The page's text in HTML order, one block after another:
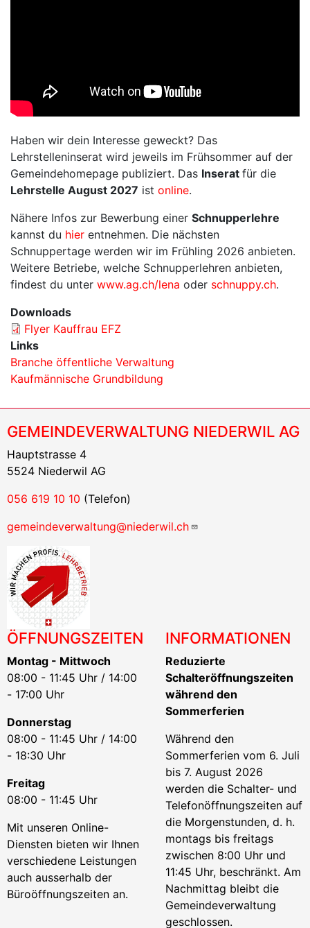
Haben wir dein Interesse geweckt? Das
Lehrstelleninserat wird jeweils im Frühsommer auf der
Gemeindehomepage publiziert. Das Inserat für die
Lehrstelle August 2027 ist online.
Nähere Infos zur Bewerbung einer Schnupperlehre
kannst du hier entnehmen. Die nächsten
Schnuppertage werden wir im Frühling 2026 anbieten.
Weitere Betriebe, welche Schnupperlehren anbieten,
findest du unter www.ag.ch/lena oder schnuppy.ch.
Downloads
Flyer Kauffrau EFZ
Links
Branche öffentliche Verwaltung
Kaufmännische Grundbildung
GEMEINDEVERWALTUNG NIEDERWIL AG
Hauptstrasse 4
5524 Niederwil AG
056 619 10 10 (Telefon)
gemeindeverwaltung@niederwil.ch
ÖFFNUNGSZEITEN
Montag - Mittwoch
08:00 - 11:45 Uhr / 14:00
- 17:00 Uhr
Donnerstag
08:00 - 11:45 Uhr / 14:00
- 18:30 Uhr
Freitag
08:00 - 11:45 Uhr
Mit unseren Online-
Diensten bieten wir Ihnen
verschiedene Leistungen
auch ausserhalb der
Büroöffnungszeiten an.
INFORMATIONEN
Reduzierte
Schalteröffnungszeiten
während den
Sommerferien
Während den
Sommerferien vom 6. Juli
bis 7. August 2026
werden die Schalter- und
Telefonöffnungszeiten auf
die Morgenstunden, d. h.
montags bis freitags
zwischen 8:00 Uhr und
11:45 Uhr, beschränkt. Am
Nachmittag bleibt die
Gemeindeverwaltung
geschlossen.